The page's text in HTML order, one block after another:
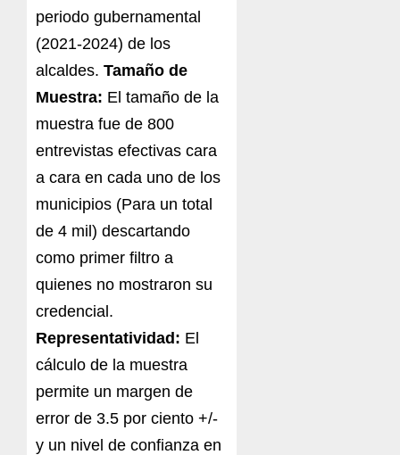
periodo gubernamental
(2021-2024) de los
alcaldes. Tamaño de
Muestra: El tamaño de la
muestra fue de 800
entrevistas efectivas cara
a cara en cada uno de los
municipios (Para un total
de 4 mil) descartando
como primer filtro a
quienes no mostraron su
credencial.
Representatividad: El
cálculo de la muestra
permite un margen de
error de 3.5 por ciento +/-
y un nivel de confianza en